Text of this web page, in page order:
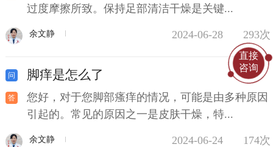
过度摩擦所致。保持足部清洁干燥是关键...
余文静 2024-06-28 293次
脚痒是怎么了
您好，对于您脚部瘙痒的情况，可能是由多种原因
引起的。常见的原因之一是皮肤干燥，特...
余文静 2024-06-24 174次
直接
咨询